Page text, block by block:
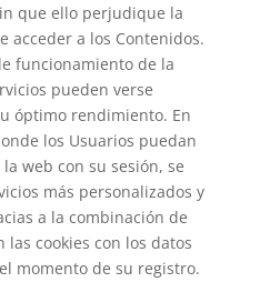
que ello perjudique la
acceder a los Contenidos.
funcionamiento de la
pueden verse
óptimo rendimiento. En
los Usuarios puedan
web con su sesión, se
más personalizados y
a la combinación de
las cookies con los datos
momento de su registro.